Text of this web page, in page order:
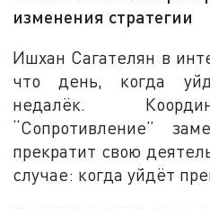
изменения стратегии
Ишхан Сагателян в
что день, когда
недалёк.
“Сопротивление”
прекратит свою
случае: когда уйдёт